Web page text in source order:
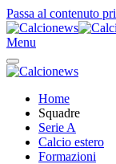
Passa al contenuto
Menu
Home
Squadre
Serie A
Calcio estero
Formazioni